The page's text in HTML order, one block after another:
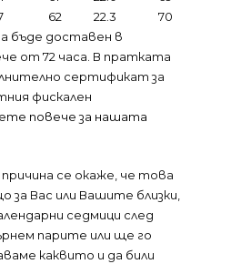
62 22.3
70
бъде доставен в
от 72 часа. В пратката
сертификат за
фискален
повече за нашата
се окаже, че това
за Вас или Вашите близки,
седмици след
парите или ще го
каквито и да били